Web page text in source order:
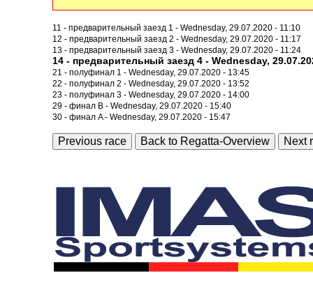
11 - предварительный заезд 1 - Wednesday, 29.07.2020 - 11:10
12 - предварительный заезд 2 - Wednesday, 29.07.2020 - 11:17
13 - предварительный заезд 3 - Wednesday, 29.07.2020 - 11:24
14 - предварительный заезд 4 - Wednesday,
21 - полуфинал 1 - Wednesday, 29.07.2020 - 13:45
22 - полуфинал 2 - Wednesday, 29.07.2020 - 13:52
23 - полуфинал 3 - Wednesday, 29.07.2020 - 14:00
29 - финал B - Wednesday, 29.07.2020 - 15:40
30 - финал A - Wednesday, 29.07.2020 - 15:47
Previous race Back to Regatta-Overview Next